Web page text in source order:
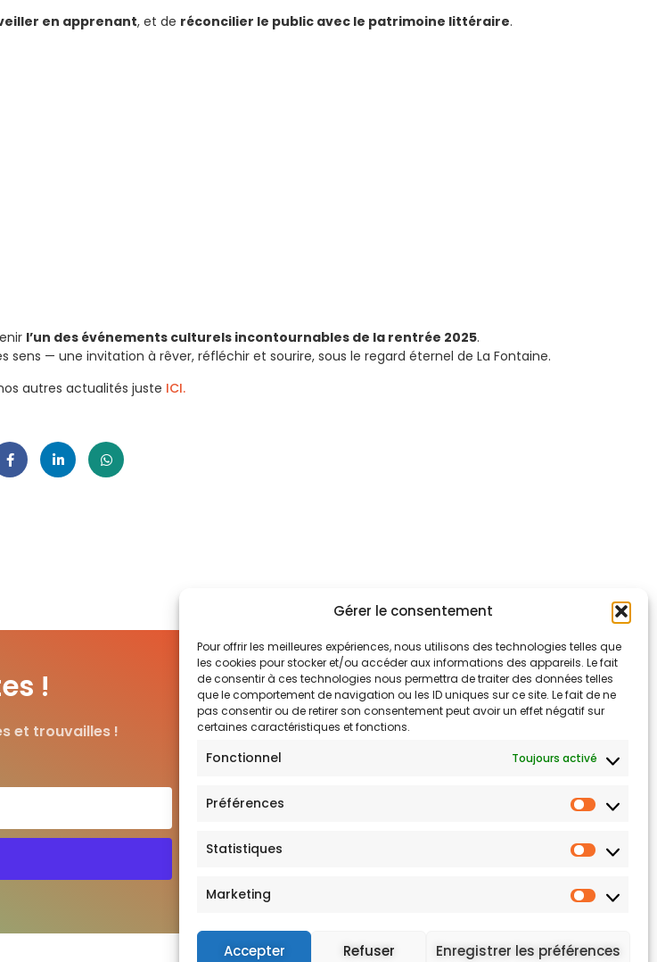
Gérer le consentement
Pour offrir les meilleures expériences, nous utilisons des technologies telles que
les cookies pour stocker et/ou accéder aux informations des appareils. Le fait
de consentir à ces technologies nous permettra de traiter des données telles
que le comportement de navigation ou les ID uniques sur ce site. Le fait de ne
pas consentir ou de retirer son consentement peut avoir un effet négatif sur
certaines caractéristiques et fonctions.
Fonctionnel Toujours activé
Préférences
Statistiques
Marketing
Accepter Refuser Enregistrer les préférences
en apprenant, et de réconcilier le public avec le patrimoine littéraire.
l’un des événements culturels incontournables de la rentrée 2025.
— une invitation à rêver, réfléchir et sourire, sous le regard éternel de La Fontaine.
autres actualités juste ICI.
!
et trouvailles !